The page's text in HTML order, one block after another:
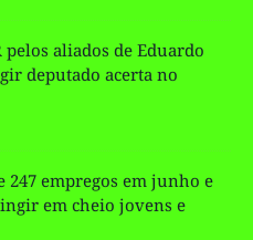
pelos aliados de Eduardo
deputado acerta no
247 empregos em junho e
em cheio jovens e